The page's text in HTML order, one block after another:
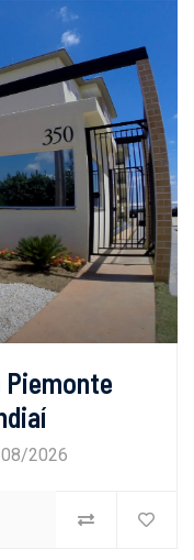
2026